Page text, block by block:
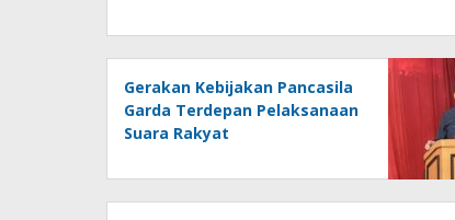
Gerakan Kebijakan Pancasila
Garda Terdepan Pelaksanaan
Suara Rakyat